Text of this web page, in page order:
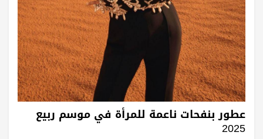
عطور بنفحات ناعمة للمرأة في موسم ربيع
2025